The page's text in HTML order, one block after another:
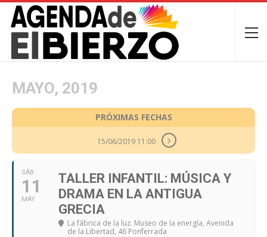
MAYO, 2019
PRÓXIMAS FECHAS
15/06/2019 11:00
SÁB
11
MAY
TALLER INFANTIL: MÚSICA Y
DRAMA EN LA ANTIGUA
GRECIA
La fábrica de la luz. Museo de la energía, Avenida
de la Libertad, 46 Ponferrada